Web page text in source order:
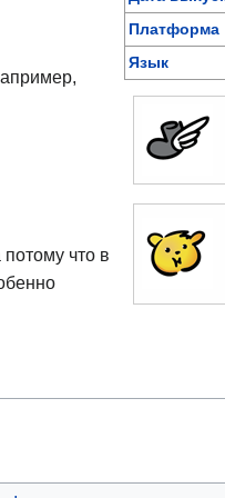
Платформа
Язык
что в